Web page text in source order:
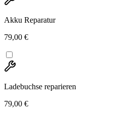
Akku Reparatur
79,00 €
Ladebuchse reparieren
79,00 €